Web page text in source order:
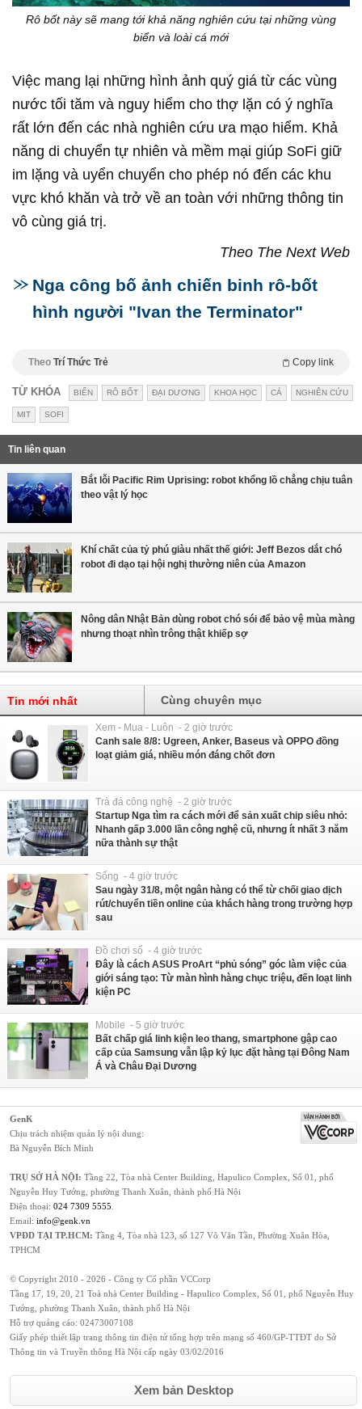
Rô bốt này sẽ mang tới khả năng nghiên cứu tại những vùng
biển và loài cá mới
Việc mang lại những hình ảnh quý giá từ các vùng
nước tối tăm và nguy hiểm cho thợ lặn có ý nghĩa
rất lớn đến các nhà nghiên cứu ưa mạo hiểm. Khả
năng di chuyển tự nhiên và mềm mại giúp SoFi giữ
im lặng và uyển chuyển cho phép nó đến các khu
vực khó khăn và trở về an toàn với những thông tin
vô cùng giá trị.
Theo The Next Web
Nga công bố ảnh chiến binh rô-bốt
hình người "Ivan the Terminator"
Theo Trí Thức Trẻ Copy link
TỪ KHÓA BIỂN RÔ BỐT ĐẠI DƯƠNG KHOA HỌC CÁ NGHIÊN CỨU
MIT SOFI
Tin liên quan
Bắt lỗi Pacific Rim Uprising: robot khổng lồ chẳng chịu tuân
theo vật lý học
Khí chất của tỷ phú giàu nhất thế giới: Jeff Bezos dắt chó
robot đi dạo tại hội nghị thường niên của Amazon
Nông dân Nhật Bản dùng robot chó sói để bảo vệ mùa màng
nhưng thoạt nhìn trông thật khiếp sợ
Tin mới nhất Cùng chuyên mục
Xem - Mua - Luôn - 2 giờ trước
Canh sale 8/8: Ugreen, Anker, Baseus và OPPO đồng
loạt giảm giá, nhiều món đáng chốt đơn
Trà đá công nghệ - 2 giờ trước
Startup Nga tìm ra cách mới để sản xuất chip siêu nhỏ:
Nhanh gấp 3.000 lần công nghệ cũ, nhưng ít nhất 3 năm
nữa thành sự thật
Sống - 4 giờ trước
Sau ngày 31/8, một ngân hàng có thể từ chối giao dịch
rút/chuyển tiền online của khách hàng trong trường hợp
sau
Đồ chơi số - 4 giờ trước
Đây là cách ASUS ProArt “phủ sóng” góc làm việc của
giới sáng tạo: Từ màn hình hàng chục triệu, đến loạt linh
kiện PC
Mobile - 5 giờ trước
Bất chấp giá linh kiện leo thang, smartphone gập cao
cấp của Samsung vẫn lập kỷ lục đặt hàng tại Đông Nam
Á và Châu Đại Dương
GenK
Chịu trách nhiệm quản lý nội dung:
Bà Nguyễn Bích Minh
TRỤ SỞ HÀ NỘI: Tầng 22, Tòa nhà Center Building, Hapulico Complex, Số 01, phố
Nguyễn Huy Tưởng, phường Thanh Xuân, thành phố Hà Nội
Điện thoại: 024 7309 5555
Email: info@genk.vn
VPĐD TẠI TP.HCM: Tầng 4, Tòa nhà 123, số 127 Võ Văn Tần, Phường Xuân Hòa,
TPHCM
© Copyright 2010 - 2026 - Công ty Cổ phần VCCorp
Tầng 17, 19, 20, 21 Toà nhà Center Building - Hapulico Complex, Số 01, phố Nguyễn Huy
Tưởng, phường Thanh Xuân, thành phố Hà Nội
Hỗ trợ quảng cáo: 02473007108
Giấy phép thiết lập trang thông tin điện tử tổng hợp trên mạng số 460/GP-TTĐT do Sở
Thông tin và Truyền thông Hà Nội cấp ngày 03/02/2016
Xem bản Desktop